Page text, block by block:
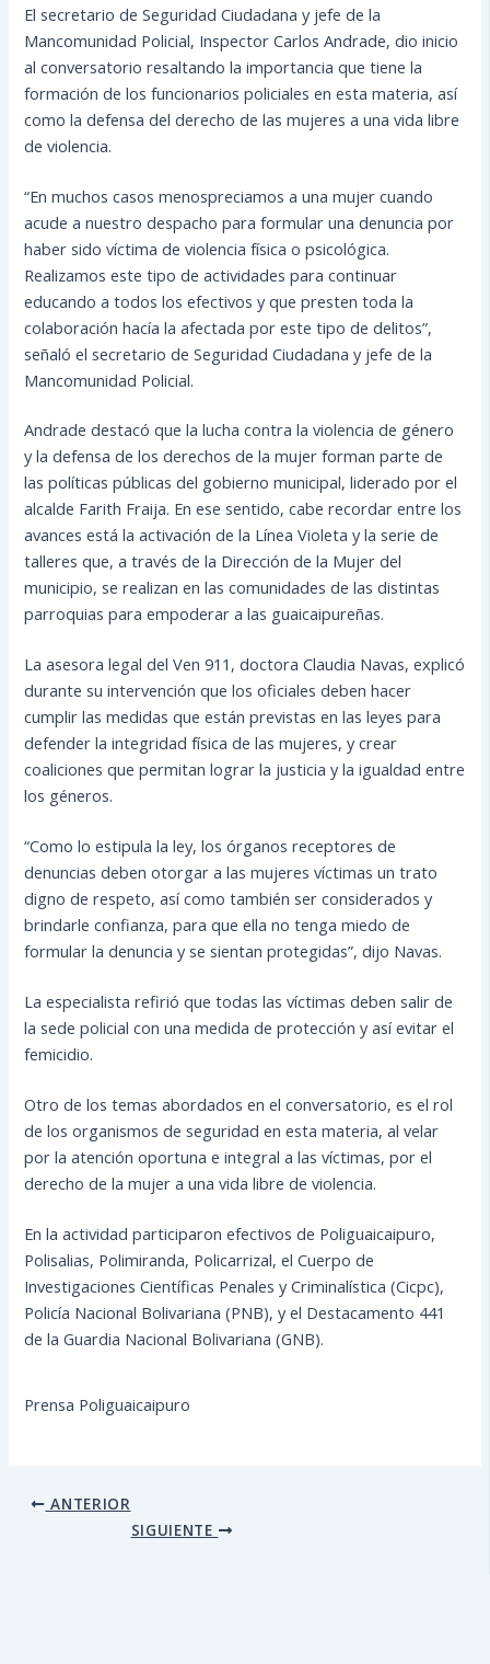
El secretario de Seguridad Ciudadana y jefe dela
Mancomunidad Policial, Inspector Carlos Andrade, dio inicio
al conversatorio resaltando la importancia que tiene la
formación de los funcionarios policiales en esta materia, así
como la defensa del derecho de las mujeres a una vida libre
de violencia.
“En muchos casos menospreciamos a una mujer cuando
acude a nuestro despacho para formular una denuncia por
haber sido víctima de violencia física o psicológica.
Realizamos este tipo de actividades para continuar
educando a todos los efectivos y que presten toda la
colaboración hacía la afectada por este tipo de delitos”,
señaló el secretario de Seguridad Ciudadana y jefe de la
Mancomunidad Policial.
Andrade destacó que la lucha contra la violencia de género
y la defensa de los derechos de la mujer forman parte de
las políticas públicas del gobierno municipal, liderado por el
alcalde Farith Fraija. En ese sentido, cabe recordar entre los
avances está la activación de la Línea Violeta y la serie de
talleres que, a través de la Dirección de la Mujer del
municipio, se realizan en las comunidades de las distintas
parroquias para empoderar a las guaicaipureñas.
La asesora legal del Ven 911, doctora Claudia Navas, explicó
durante su intervención que los oficiales deben hacer
cumplir las medidas que están previstas en las leyes para
defender la integridad física de las mujeres, y crear
coaliciones que permitan lograr la justicia y la igualdad entre
los géneros.
“Como lo estipula la ley, los órganos receptores de
denuncias deben otorgar a las mujeres víctimas un trato
digno de respeto, así como también ser considerados y
brindarle confianza, para que ella no tenga miedo de
formular la denuncia y se sientan protegidas”, dijo Navas.
La especialista refirió que todas las víctimas deben salir de
la sede policial con una medida de protección y así evitar el
femicidio.
Otro de los temas abordados en el conversatorio, es el rol
de los organismos de seguridad en esta materia, al velar
por la atención oportuna e integral a las víctimas, por el
derecho de la mujer a una vida libre de violencia.
En la actividad participaron efectivos de Poliguaicaipuro,
Polisalias, Polimiranda, Policarrizal, el Cuerpo de
Investigaciones Científicas Penales y Criminalística (Cicpc),
Policía Nacional Bolivariana (PNB), y el Destacamento 441
de la Guardia Nacional Bolivariana (GNB).
Prensa Poliguaicaipuro
ANTERIOR
SIGUIENTE